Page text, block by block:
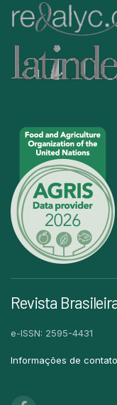
Revista
e-ISSN: 2595-4431
Informações de contato